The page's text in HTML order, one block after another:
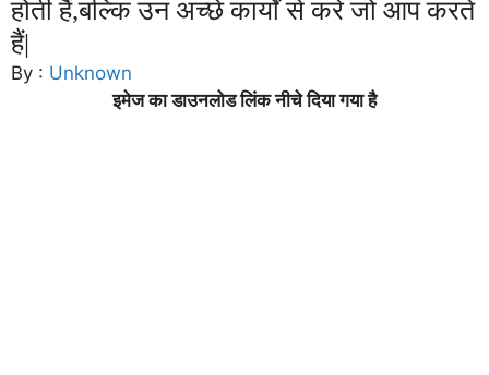
होती हैं,बल्कि उन अच्छे कार्यों से करे जो आप करते
हैं|
By : Unknown
इमेज का डाउनलोड लिंक नीचे दिया गया है